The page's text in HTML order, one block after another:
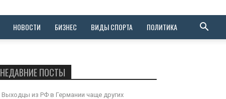
НОВОСТИ БИЗНЕС ВИДЫ СПОРТА ПОЛИТИКА
НЕДАВНИЕ ПОСТЫ
Выходцы из РФ в Германии чаще других